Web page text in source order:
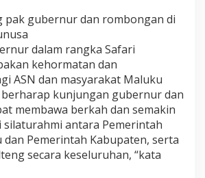
pak gubernur dan rombongan di
dalam rangka Safari
kehormatan dan
ASN dan masyarakat Maluku
kunjungan gubernur dan
membawa berkah dan semakin
antara Pemerintah
Pemerintah Kabupaten, serta
secara keseluruhan, “kata